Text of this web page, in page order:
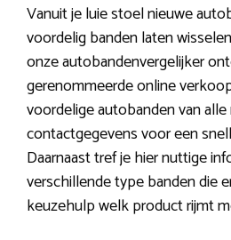
Vanuit je luie stoel nieuwe
voordelig banden laten
onze autobandenvergelijker
gerenommeerde online
voordelige autobanden van
contactgegevens voor een
Daarnaast tref je hier nuttige
verschillende type banden die
keuzehulp welk product rijmt